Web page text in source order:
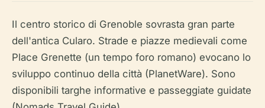
Il centro storico di Grenoble sovrasta gran parte
dell'antica Cularo. Strade e piazze medievali come
Place Grenette (un tempo foro romano) evocano lo
sviluppo continuo della città (PlanetWare). Sono
disponibili targhe informative e passeggiate guidate